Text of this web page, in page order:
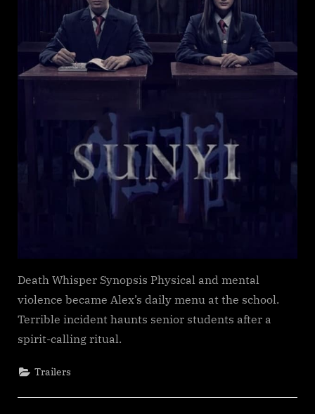
Death Whisper Synopsis Physical and mental
violence became Alex’s daily menu at the school.
Terrible incident haunts senior students after a
spirit-calling ritual.
Trailers